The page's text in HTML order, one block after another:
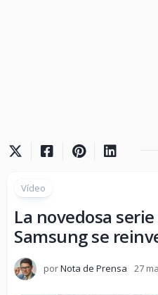
Vídeo
La novedosa
Samsung se
porNota de Prensa 27